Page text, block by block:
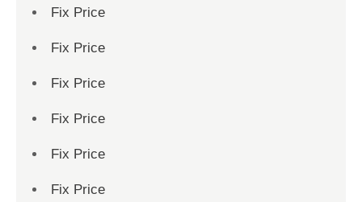
Fix Price
Fix Price
Fix Price
Fix Price
Fix Price
Fix Price